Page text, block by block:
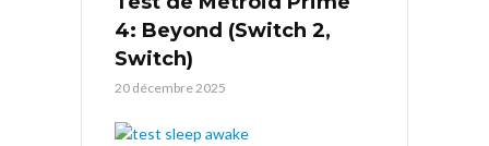
4: Beyond (Switch 2,
Switch)
20 décembre 2025